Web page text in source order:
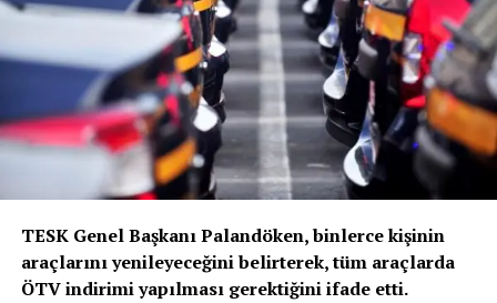
TESK Genel Başkanı Palandöken, binlerce kişinin
araçlarını yenileyeceğini belirterek, tüm araçlarda
ÖTV indirimi yapılması gerektiğini ifade etti.